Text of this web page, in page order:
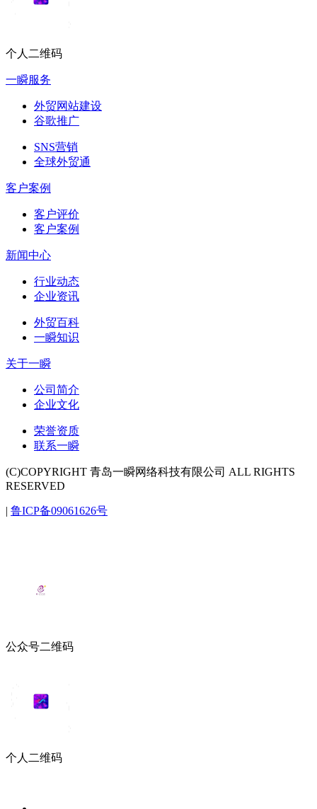
个人二维码
一瞬服务
外贸网站建设
谷歌推广
SNS营销
全球外贸通
客户案例
客户评价
客户案例
新闻中心
行业动态
企业资讯
外贸百科
一瞬知识
关于一瞬
公司简介
企业文化
荣誉资质
联系一瞬
(C)COPYRIGHT 青岛一瞬网络科技有限公司 ALL RIGHTS
RESERVED
| 鲁ICP备09061626号
公众号二维码
个人二维码